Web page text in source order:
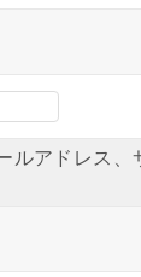
アドレス、